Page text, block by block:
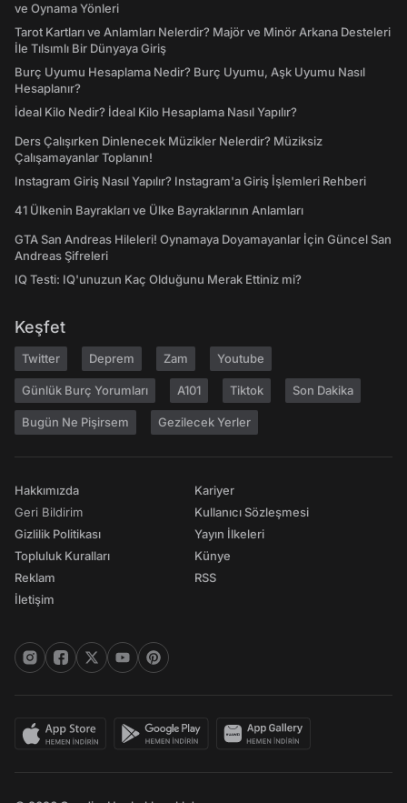
ve Oynama Yönleri
Tarot Kartları ve Anlamları Nelerdir? Majör ve Minör Arkana Desteleri
İle Tılsımlı Bir Dünyaya Giriş
Burç Uyumu Hesaplama Nedir? Burç Uyumu, Aşk Uyumu Nasıl
Hesaplanır?
İdeal Kilo Nedir? İdeal Kilo Hesaplama Nasıl Yapılır?
Ders Çalışırken Dinlenecek Müzikler Nelerdir? Müziksiz
Çalışamayanlar Toplanın!
Instagram Giriş Nasıl Yapılır? Instagram'a Giriş İşlemleri Rehberi
41 Ülkenin Bayrakları ve Ülke Bayraklarının Anlamları
GTA San Andreas Hileleri! Oynamaya Doyamayanlar İçin Güncel San
Andreas Şifreleri
IQ Testi: IQ'unuzun Kaç Olduğunu Merak Ettiniz mi?
Keşfet
Twitter Deprem Zam Youtube
Günlük Burç Yorumları A101 Tiktok Son Dakika
Bugün Ne Pişirsem Gezilecek Yerler
Hakkımızda
Geri Bildirim
Gizlilik Politikası
Topluluk Kuralları
Reklam
İletişim
Kariyer
Kullanıcı Sözleşmesi
Yayın İlkeleri
Künye
RSS